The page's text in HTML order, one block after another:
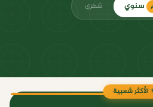
سنوي شهري
الأكثر شعبية